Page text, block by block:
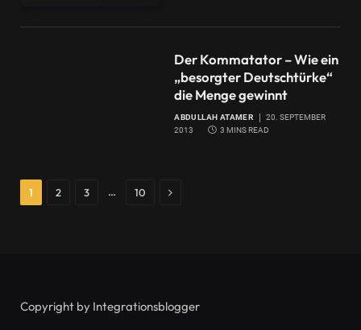
Der Kommatator – Wie ein
„besorgter Deutschtürke“
die Menge gewinnt
ABDULLAH ATAMER
20. SEPTEMBER
2013
3 MINS READ
1 2 3 … 10 Next
Copyright by Integrationsblogger